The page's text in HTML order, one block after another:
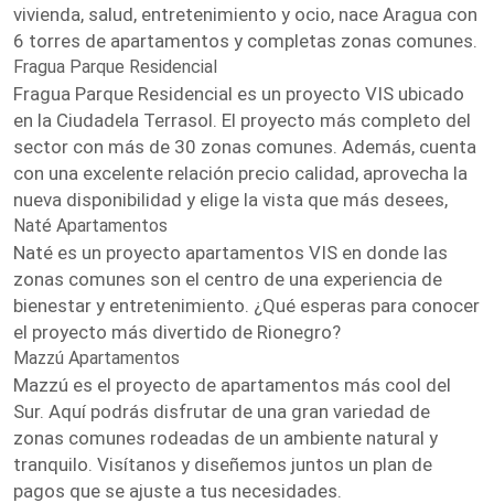
vivienda, salud, entretenimiento y ocio, nace Aragua con
6 torres de apartamentos y completas zonas comunes.
Fragua Parque Residencial
Fragua Parque Residencial es un proyecto VIS ubicado
en la Ciudadela Terrasol. El proyecto más completo del
sector con más de 30 zonas comunes. Además, cuenta
con una excelente relación precio calidad, aprovecha la
nueva disponibilidad y elige la vista que más desees,
Naté Apartamentos
Naté es un proyecto apartamentos VIS en donde las
zonas comunes son el centro de una experiencia de
bienestar y entretenimiento. ¿Qué esperas para conocer
el proyecto más divertido de Rionegro?
Mazzú Apartamentos
Mazzú es el proyecto de apartamentos más cool del
Sur. Aquí podrás disfrutar de una gran variedad de
zonas comunes rodeadas de un ambiente natural y
tranquilo. Visítanos y diseñemos juntos un plan de
pagos que se ajuste a tus necesidades.